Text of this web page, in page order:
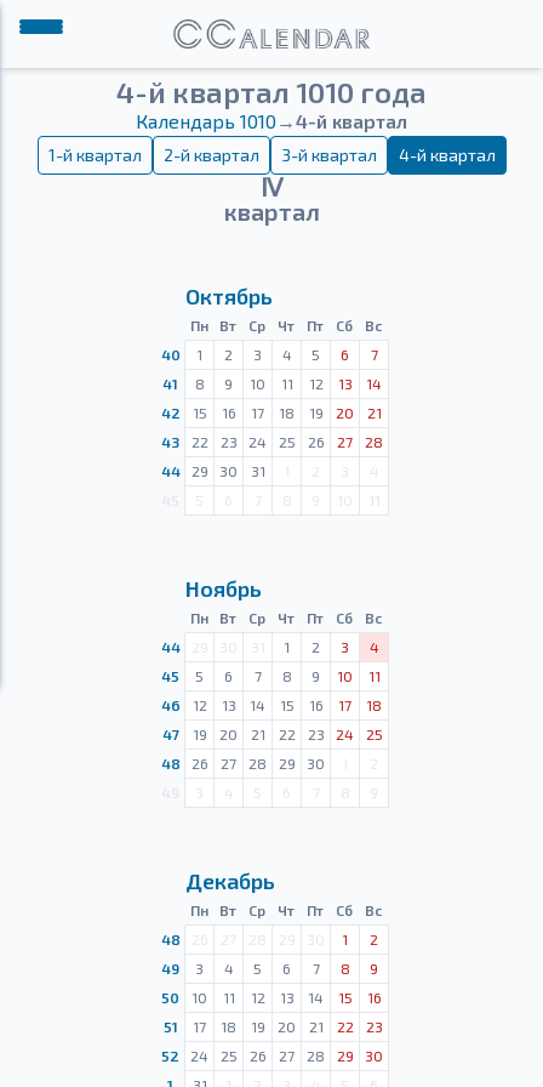
4-й квартал 1010 года
Календарь 1010→4-й квартал
1-й квартал 2-й квартал 3-й квартал 4-й квартал
Ⅳ
квартал
Октябрь
Пн Вт Ср Чт Пт Сб
Вс
40
1 2 3 4 5 6
7
41
8 9 10 11 12 13
14
42
15 16 17 18 19 20
21
43
22 23 24 25 26 27
28
44
29 30 31 1 2 3
4
5 6 7 8 9 10 11
Ноябрь
Пн Вт Ср Чт Пт Сб
Вс
44
29 30 31 1 2 3
4
45
5 6 7 8 9 10
11
46
12 13 14 15 16 17
18
47
19 20 21 22 23 24
25
48
26 27 28 29 30 1
2
3 4 5 6 7 8 9
Декабрь
Пн Вт Ср Чт Пт Сб
Вс
48
26 27 28 29 30 1
2
49
3 4 5 6 7 8
9
50
10 11 12 13 14 15
16
51
17 18 19 20 21 22
23
52
24 25 26 27 28 29
30